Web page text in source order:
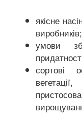
якісне
виробників;
умови
сортові